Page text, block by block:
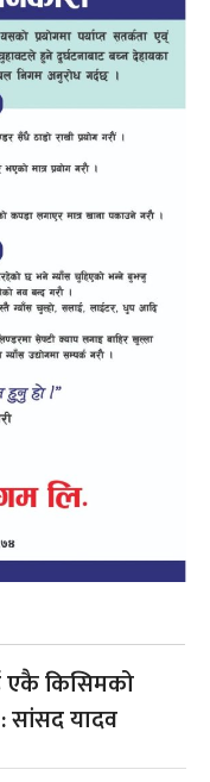
एकै किसिमको
सांसद यादव